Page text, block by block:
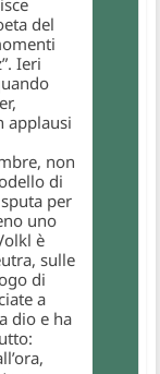
del
Ieri
applausi
non
di
per
uno
è
sulle
di
a
dio e ha